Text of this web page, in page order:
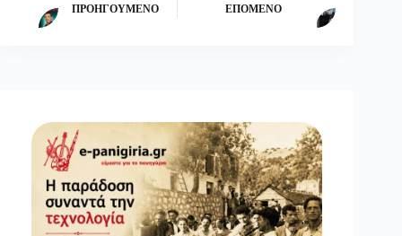
ΠΡΟΗΓΟΎΜΕΝΟ ΕΠΌΜΕΝΟ